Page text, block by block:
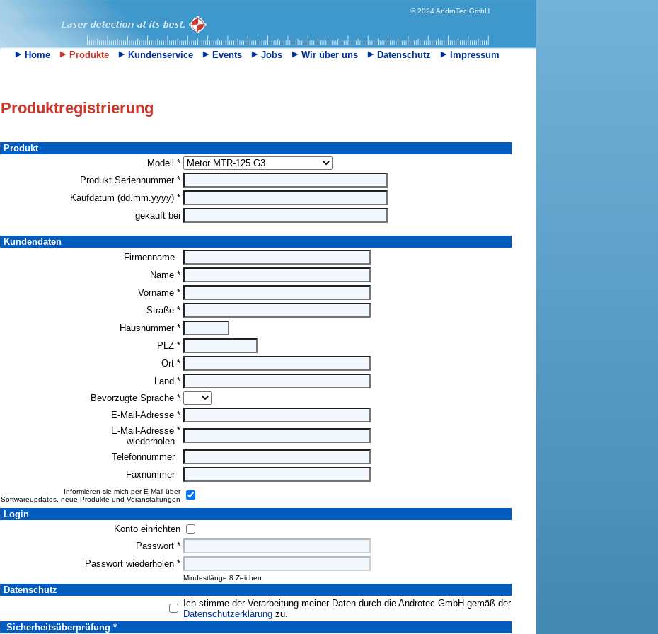
© 2024 AndroTec GmbH
Home Produkte Kundenservice Events Jobs Wir über uns Datenschutz Impressum
Produktregistrierung
Produkt
Modell *
Produkt Seriennummer *
Kaufdatum (dd.mm.yyyy) *
gekauft bei
Kundendaten
Firmenname
Name *
Vorname *
Straße *
Hausnummer *
PLZ *
Ort *
Land *
Bevorzugte Sprache *
E-Mail-Adresse *
E-Mail-Adresse *
wiederholen
Telefonnummer
Faxnummer
Informieren sie mich per E-Mail über
Softwareupdates, neue Produkte und Veranstaltungen
Login
Konto einrichten
Passwort *
Passwort wiederholen *
Mindestlänge 8 Zeichen
Datenschutz
Ich stimme der Verarbeitung meiner Daten durch die Androtec GmbH gemäß der
Datenschutzerklärung zu.
Sicherheitsüberprüfung *